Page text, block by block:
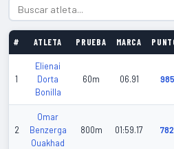
# ATLETA PRUEBA MARCA
1
Elienai
Dorta
Bonilla
60m 06.91 985
2
Omar
Benzerga
Ouakhad
800m 01:59.17 782